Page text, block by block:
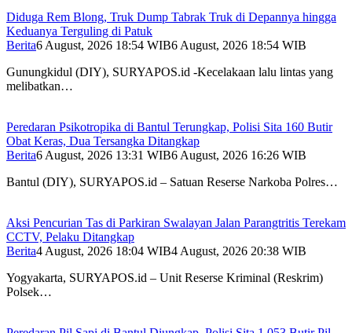
Diduga Rem Blong, Truk Dump Tabrak Truk di Depannya hingga
Keduanya Terguling di Patuk
Berita6 August, 2026 18:54 WIB6 August, 2026 18:54 WIB
Gunungkidul (DIY), SURYAPOS.id -Kecelakaan lalu lintas yang
melibatkan…
Peredaran Psikotropika di Bantul Terungkap, Polisi Sita 160 Butir
Obat Keras, Dua Tersangka Ditangkap
Berita6 August, 2026 13:31 WIB6 August, 2026 16:26 WIB
Bantul (DIY), SURYAPOS.id – Satuan Reserse Narkoba Polres…
Aksi Pencurian Tas di Parkiran Swalayan Jalan Parangtritis Terekam
CCTV, Pelaku Ditangkap
Berita4 August, 2026 18:04 WIB4 August, 2026 20:38 WIB
Yogyakarta, SURYAPOS.id – Unit Reserse Kriminal (Reskrim)
Polsek…